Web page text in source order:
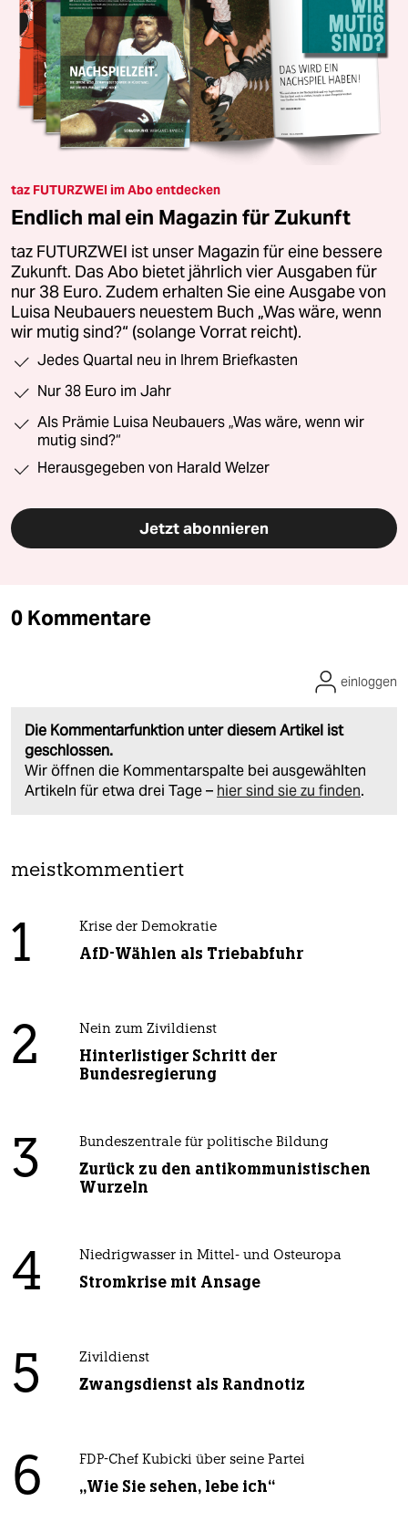
taz FUTURZWEI im Abo entdecken
Endlich mal ein Magazin für Zukunft
taz FUTURZWEI ist unser Magazin für eine bessere
Zukunft. Das Abo bietet jährlich vier Ausgaben für
nur 38 Euro. Zudem erhalten Sie eine Ausgabe von
Luisa Neubauers neuestem Buch „Was wäre, wenn
wir mutig sind?“ (solange Vorrat reicht).
Jedes Quartal neu in Ihrem Briefkasten
Nur 38 Euro im Jahr
Als Prämie Luisa Neubauers „Was wäre, wenn wir
mutig sind?“
Herausgegeben von Harald Welzer
Jetzt abonnieren
0 Kommentare
Die Kommentarfunktion unter diesem Artikel ist
geschlossen.
Wir öffnen die Kommentarspalte bei ausgewählten
Artikeln für etwa drei Tage – hier sind sie zu finden.
einloggen
meistkommentiert
1 Krise der Demokratie
AfD-Wählen als Triebabfuhr
2 Nein zum Zivildienst
Hinterlistiger Schritt der
Bundesregierung
3 Bundeszentrale für politische Bildung
Zurück zu den antikommunistischen
Wurzeln
4 Niedrigwasser in Mittel- und Osteuropa
Stromkrise mit Ansage
5 Zivildienst
Zwangsdienst als Randnotiz
6 FDP-Chef Kubicki über seine Partei
„Wie Sie sehen, lebe ich“